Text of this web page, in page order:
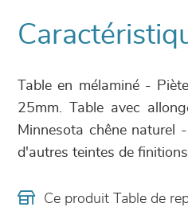
Table en mélaminé -
25mm. Table avec
Minnesota chêne naturel
d'autres teintes de
Ce produit Table de